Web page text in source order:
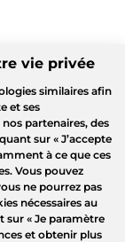
vie privée
similaires afin
et ses
partenaires, des
sur « J’accepte
à ce que ces
Vous pouvez
ne pourrez pas
nécessaires au
sur « Je paramètre
et obtenir plus